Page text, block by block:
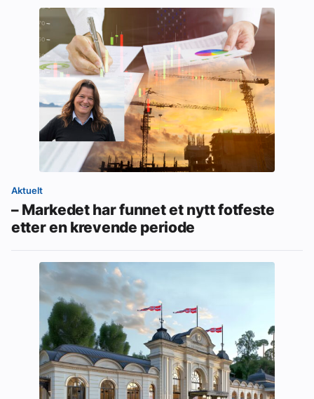
Aktuelt
– Markedet har funnet et nytt fotfeste
etter en krevende periode